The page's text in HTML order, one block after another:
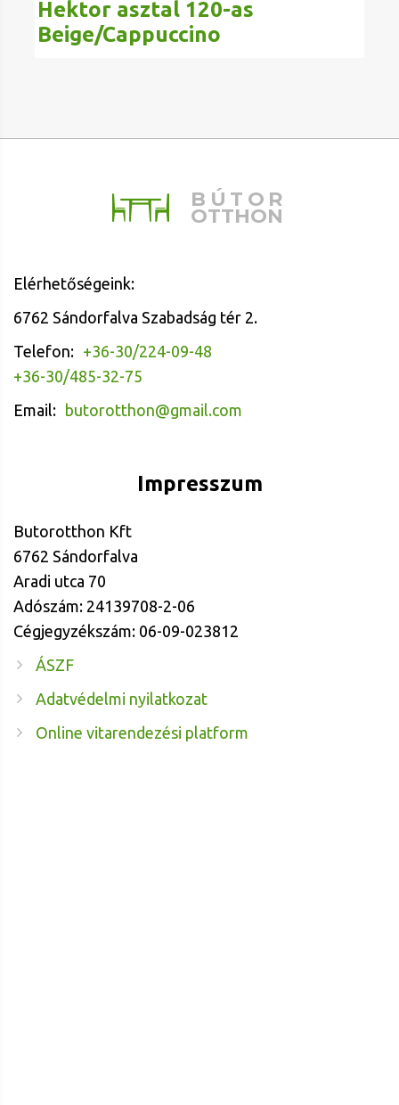
Hektor asztal 120-as
Beige/Cappuccino
BÚTOR
OTTHON
Elérhetőségeink:
6762 Sándorfalva Szabadság tér 2.
Telefon: +36-30/224-09-48
+36-30/485-32-75
Email: butorotthon@gmail.com
Impresszum
Butorotthon Kft
6762 Sándorfalva
Aradi utca 70
Adószám: 24139708-2-06
Cégjegyzékszám: 06-09-023812
ÁSZF
Adatvédelmi nyilatkozat
Online vitarendezési platform